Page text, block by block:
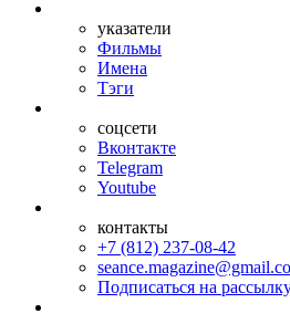
указатели
Фильмы
Имена
Тэги
соцсети
Вконтакте
Telegram
Youtube
контакты
+7 (812) 237-08-42
Подписаться на